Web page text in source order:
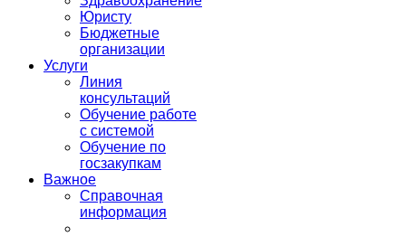
Юристу
Бюджетные
организации
Услуги
Линия
консультаций
Обучение работе
с системой
Обучение по
госзакупкам
Важное
Справочная
информация